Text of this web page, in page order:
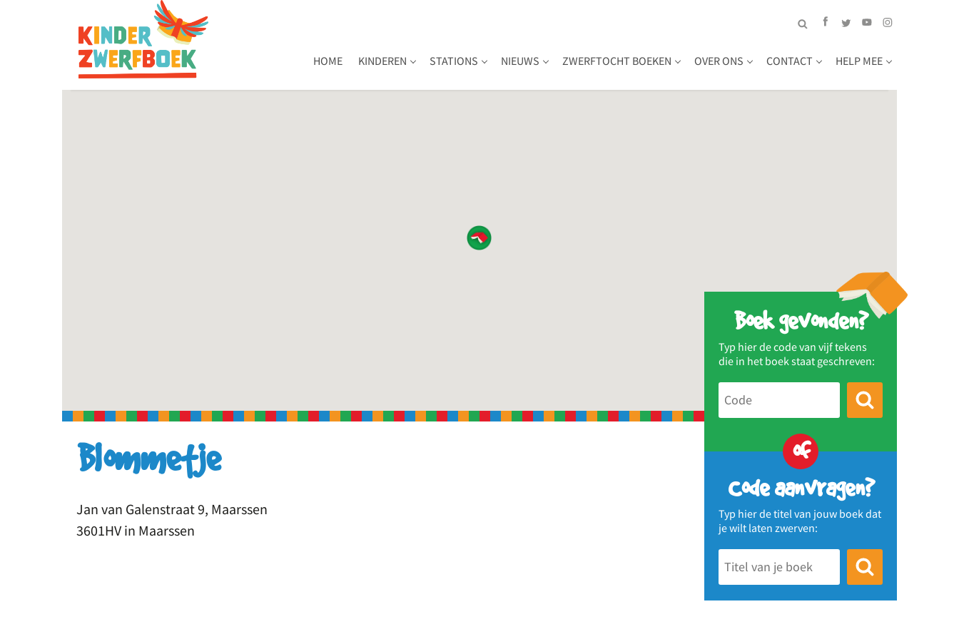
HOME KINDEREN STATIONS NIEUWS ZWERFTOCHT BOEKEN OVER ONS CONTACT HELP MEE
Boek gevonden?
Typ hier de code van vijf tekens
die in het boek staat geschreven:
of
Code aanvragen?
Typ hier de titel van jouw boek dat
je wilt laten zwerven:
Blommetje
Jan van Galenstraat 9, Maarssen
3601HV in Maarssen